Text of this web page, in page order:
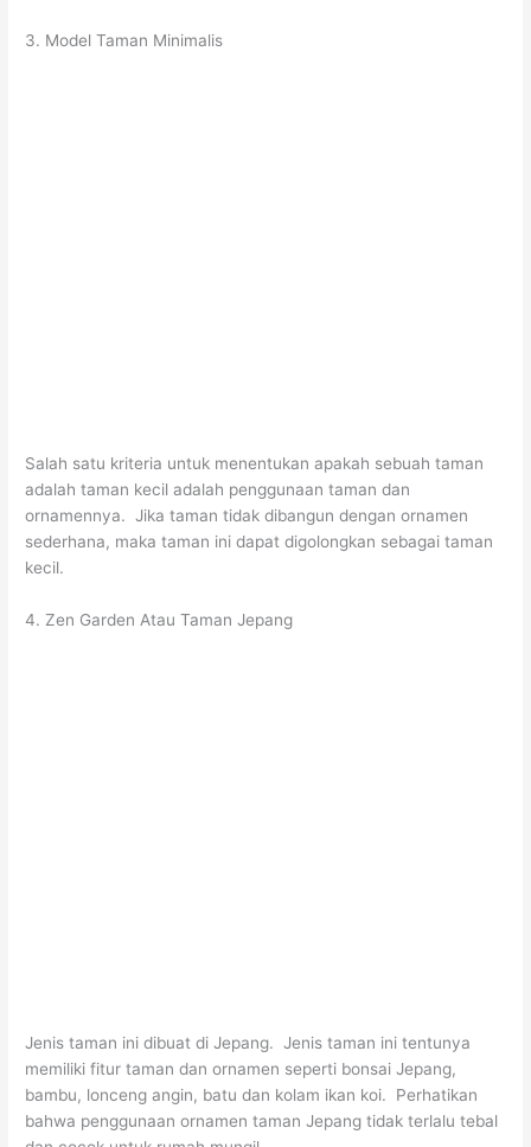
3. Model Taman Minimalis
Salah satu kriteria untuk menentukan apakah sebuah taman
adalah taman kecil adalah penggunaan taman dan
ornamennya. Jika taman tidak dibangun dengan ornamen
sederhana, maka taman ini dapat digolongkan sebagai taman
kecil.
4. Zen Garden Atau Taman Jepang
Jenis taman ini dibuat di Jepang. Jenis taman ini tentunya
memiliki fitur taman dan ornamen seperti bonsai Jepang,
bambu, lonceng angin, batu dan kolam ikan koi. Perhatikan
bahwa penggunaan ornamen taman Jepang tidak terlalu tebal